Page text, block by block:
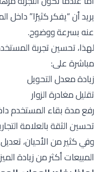
يريد أن “يفكر كثيرًا” داخل
عنه بسرعة ووضوح.
لهذا، تحسين تجربة
مباشرة على:
زيادة معدل التحويل
تقليل مغادرة الزوار
رفع مدة بقاء المستخدم
تحسين الثقة بالعلامة
وفي كثير من الأحيان،
المبيعات أكثر من زيادة